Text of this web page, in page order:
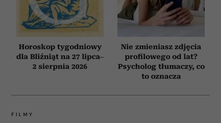
Horoskop tygodniowy
dla Bliźniąt na 27 lipca–
2 sierpnia 2026
Nie zmieniasz zdjęcia
profilowego od lat?
Psycholog tłumaczy, co
to oznacza
FILMY